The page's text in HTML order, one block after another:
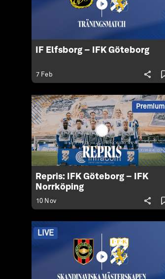
IF Elfsborg – IFK Göteborg
7 Feb
Premium
Repris: IFK Göteborg – IFK
Norrköping
10 Nov
LIVE